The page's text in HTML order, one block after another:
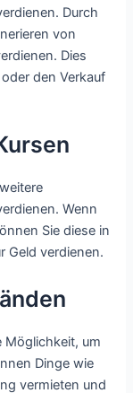
Durch
von
Dies
den Verkauf
Wenn
Sie diese in
Geld verdienen.
Möglichkeit, um
Dinge wie
vermieten und